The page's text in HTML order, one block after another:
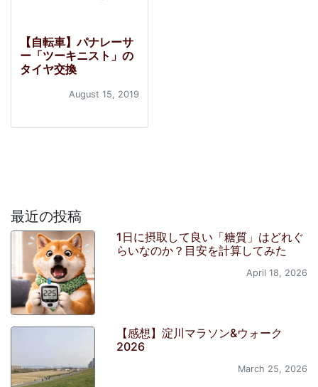
【自転車】パナレーサ
ー「ツーキニスト」の
タイヤ交換
August 15, 2019
最近の投稿
1日に摂取して良い「糖質」はどれぐ
らいなのか？目安を計算してみた
April 18, 2026
【感想】淀川マラソン&ウォーク
2026
March 25, 2026